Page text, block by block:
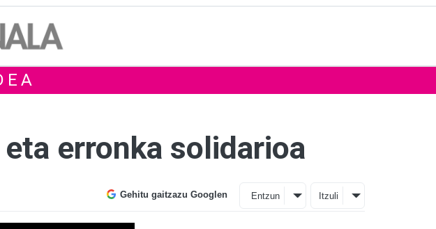
erronka solidarioa
Gehitu gaitzazu Googlen Entzun Itzuli